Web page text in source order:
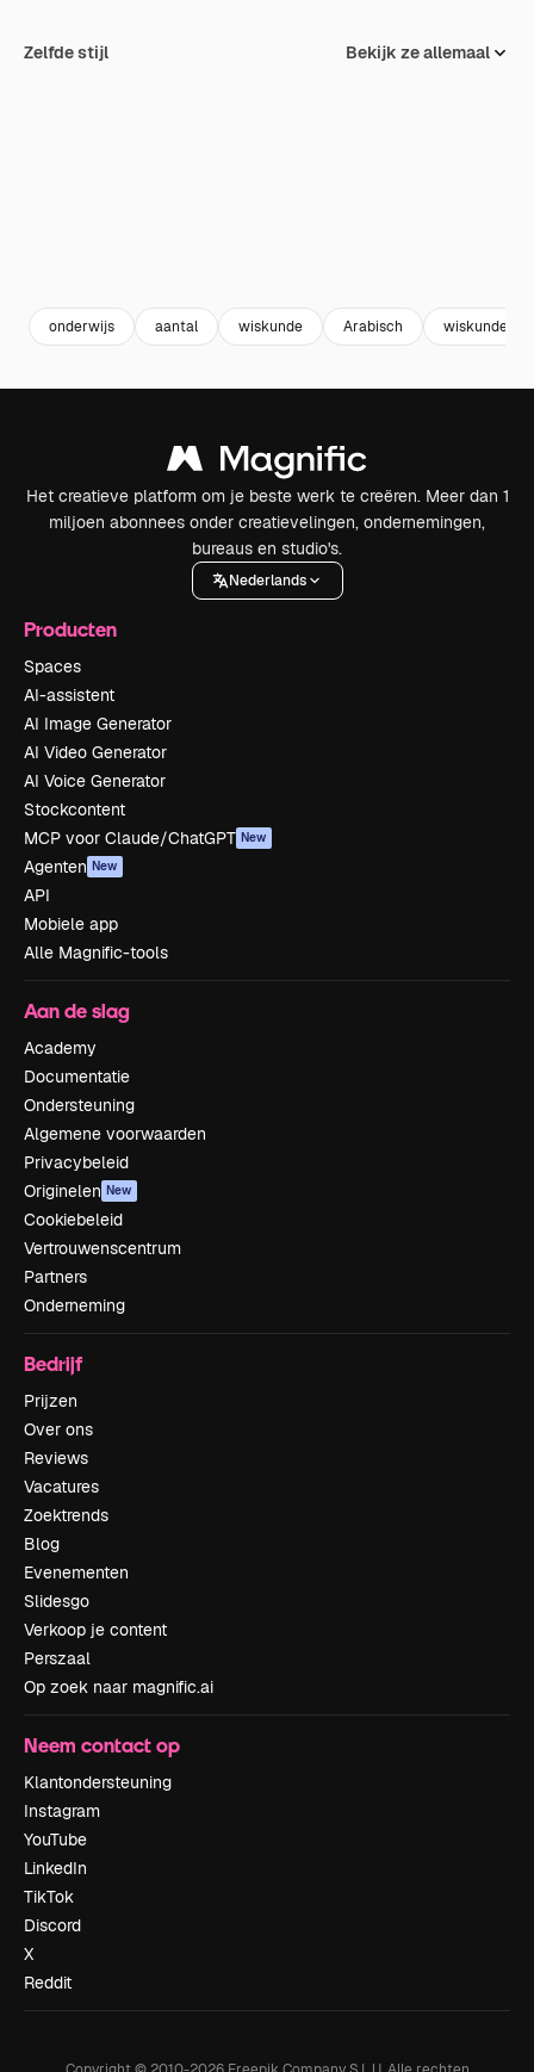
Zelfde stijl Bekijk ze allemaal
onderwijs aantal wiskunde Arabisch wiskunde
Het creatieve platform om je beste werk te creëren. Meer dan 1
miljoen abonnees onder creatievelingen, ondernemingen,
bureaus en studio's.
Nederlands
Producten
Spaces
AI-assistent
AI Image Generator
AI Video Generator
AI Voice Generator
Stockcontent
MCP voor Claude/ChatGPT New
Agenten New
API
Mobiele app
Alle Magnific-tools
Aan de slag
Academy
Documentatie
Ondersteuning
Algemene voorwaarden
Privacybeleid
Originelen New
Cookiebeleid
Vertrouwenscentrum
Partners
Onderneming
Bedrijf
Prijzen
Over ons
Reviews
Vacatures
Zoektrends
Blog
Evenementen
Slidesgo
Verkoop je content
Perszaal
Op zoek naar magnific.ai
Neem contact op
Klantondersteuning
Instagram
YouTube
LinkedIn
TikTok
Discord
X
Reddit